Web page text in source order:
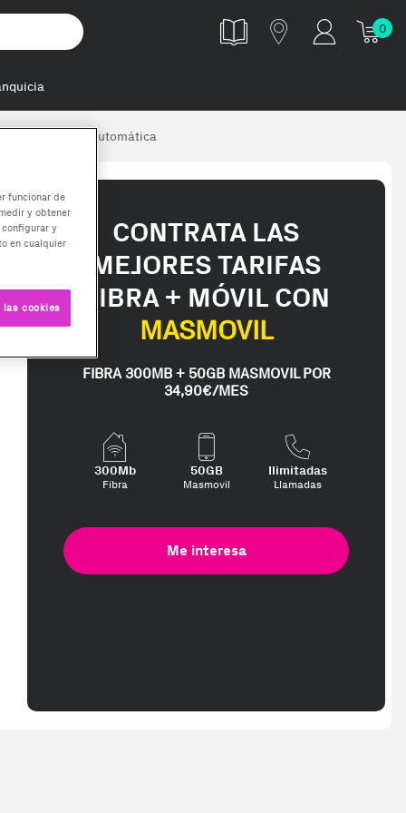
0
L Totalmente automática
CONTRATA LAS
MEJORES TARIFAS
FIBRA + MÓVIL CON
MASMOVIL
FIBRA 300MB + 50GB MASMOVIL POR
34,90€/MES
300Mb
Fibra
50GB
Masmovil
Ilimitadas
Llamadas
Me interesa
funcionar de
y obtener
y
en cualquier
cookies